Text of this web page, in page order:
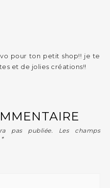
pour ton petit shop!! je te
et de jolies créations!!
pas publiée.
Les champs
*